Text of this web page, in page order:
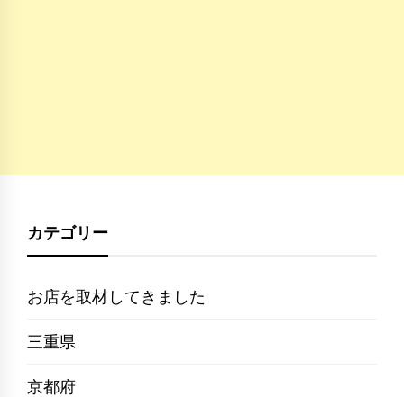
カテゴリー
お店を取材してきました
三重県
京都府